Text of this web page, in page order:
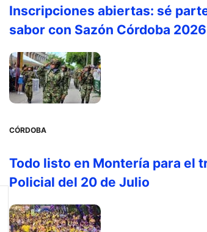
Inscripciones abiertas: sé
sabor con Sazón Córdoba 2026
CÓRDOBA
Todo listo en Montería para el
Policial del 20 de Julio